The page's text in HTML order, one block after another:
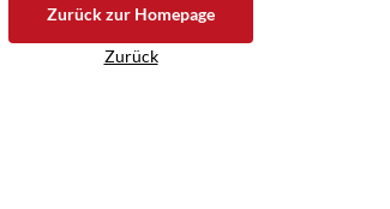
Zurück zur Homepage
Zurück